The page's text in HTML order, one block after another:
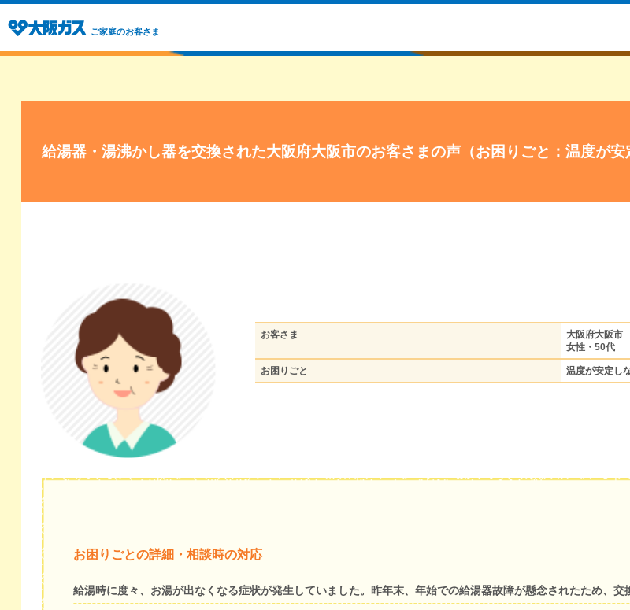
ご家庭のお客さま
給湯器・湯沸かし器を交換された大阪府大阪市のお客さまの声（お困りごと：温度が安
お客さま
大阪府大阪市
女性・50代
お困りごと 温度が安定し
お困りごとの詳細・相談時の対応
給湯時に度々、お湯が出なくなる症状が発生していました。昨年末、年始での給湯器故障が懸念されたため、